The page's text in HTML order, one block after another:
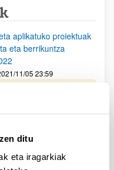
ditu
eta iragarkiak
aplikatuko proiektuak
eta berrikuntza
11/05 23:59
da